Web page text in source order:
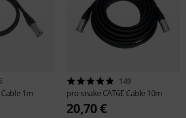
Cable 1m
149
pro snake CAT6E Cable 10m
20,70 €